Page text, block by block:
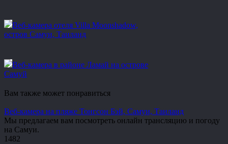
Веб-камера отеля Villa Moonshadow,
остров Самуи, Таиланд
Веб-камера в районе Ламай на острове
Самуй
Вам также может понравиться
Веб-камера на пляже Тонгсон Бэй, Самуи, Таиланд
Мы предлагаем вам посмотреть онлайн трансляцию и погоду
на Самуи.
1482